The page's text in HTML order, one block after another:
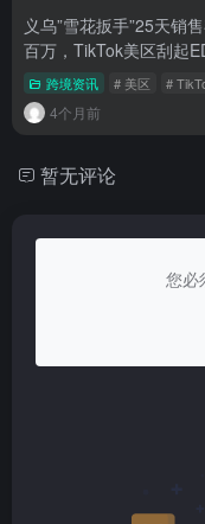
义乌”雪花扳手”25天销
百万，TikTok美区刮起
品风跨境资讯 # 美区 #
4个月前
暂无评论
您必